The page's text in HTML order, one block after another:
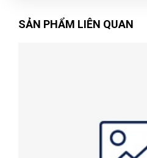
SẢN PHẨM LIÊN QUAN